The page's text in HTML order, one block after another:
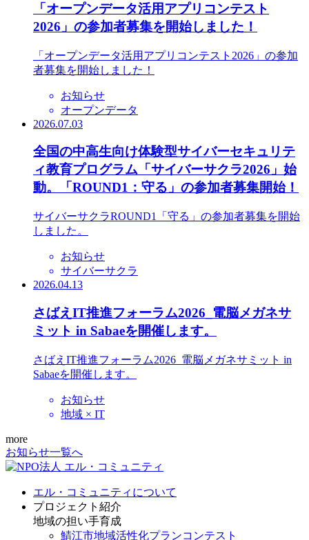
「オープンデータ活用アプリコンテスト
2026」の参加者募集を開始しました！
「オープンデータ活用アプリコンテスト2026」の参加
者募集を開始しました！
お知らせ
オープンデータ
2026.07.03
全国の中高生向け体験型サイバーセキュリテ
ィ教育プログラム「サイバーサクラ2026」始
動。「ROUND1：守る」の参加者募集開始！
サイバーサクラROUND1「守る」の参加者募集を開始
しました。
お知らせ
サイバーサクラ
2026.04.13
さばえIT推進フォーラム2026_電脳メガネサ
ミット in Sabaeを開催します。
さばえIT推進フォーラム2026_電脳メガネサミット in
Sabaeを開催します。
お知らせ
地域 × IT
more
お知らせ一覧へ
エル・コミュニティについて
プロジェクト紹介
地域の担い手育成
鯖江市地域活性化プランコンテスト